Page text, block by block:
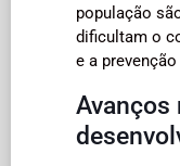
população
dificultam o
e a
Avanços